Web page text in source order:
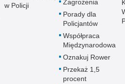
w Policji
Zagrożenia
Porady dla
Policjantów
Współpraca
Międzynarodowa
Oznakuj Rower
Przekaż 1,5
procent